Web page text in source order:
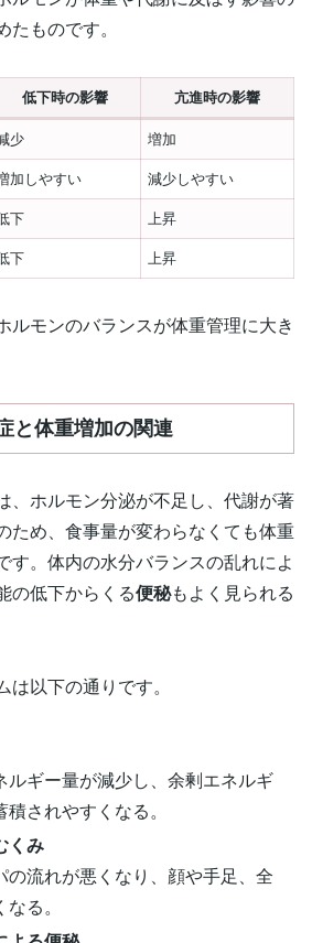
たものです。
低下時の影響 亢進時の影響
少 増加
加しやすい 減少しやすい
下 上昇
下 上昇
ルモンのバランスが体重管理に大き
と体重増加の関連
、ホルモン分泌が不足し、代謝が著
ため、食事量が変わらなくても体重
す。体内の水分バランスの乱れによ
の低下からくる便秘もよく見られる
は以下の通りです。
ルギー量が減少し、余剰エネルギ
されやすくなる。
くみ
の流れが悪くなり、顔や手足、全
る。